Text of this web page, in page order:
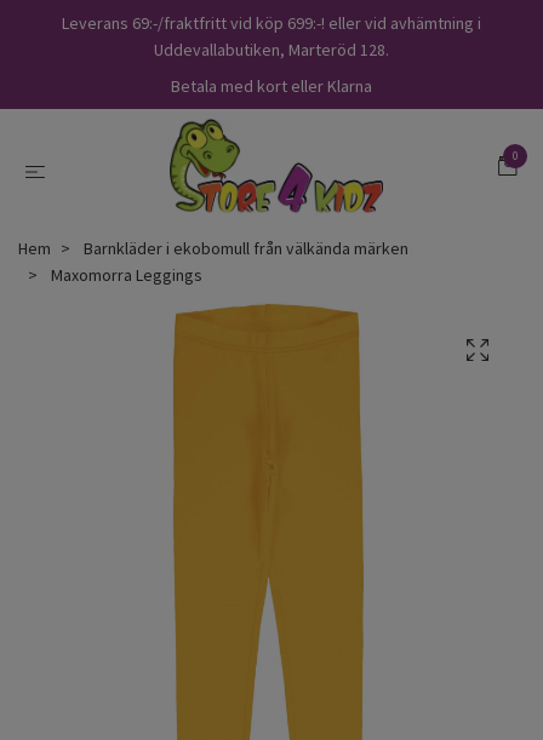
Leverans 69:-/fraktfritt vid köp 699:-! eller vid avhämtning i
Uddevallabutiken, Marteröd 128.
Betala med kort eller Klarna
0
Hem
Barnkläder i ekobomull från välkända märken
Maxomorra Leggings